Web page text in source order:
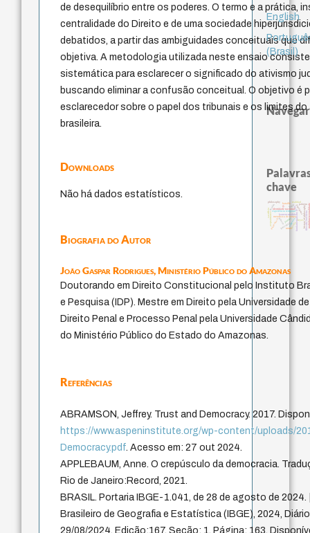
de desequilíbrio entre os poderes. O termo e a prática,
centralidade do Direito e de uma sociedade
debatidos, a partir das ambiguidades conceituais que
objetiva. A metodologia utilizada neste ensaio consiste
sistemática para esclarecer o significado do ativismo
buscando eliminar a confusão conceitual. O objetivo é
esclarecedor sobre o papel dos tribunais e os limites
brasileira.
Downloads
Não há dados estatísticos.
Biografia do Autor
João Gaspar Rodrigues,Ministério Público do Amazonas
Doutorando em Direito Constitucional pelo Instituto
e Pesquisa (IDP). Mestre em Direito pela Universidade
Direito Penal e Processo Penal pela Universidade
do Ministério Público do Estado do Amazonas.
Referências
ABRAMSON, Jeffrey. Trust and Democracy. 2017.
https://www.aspeninstitute.org/wp-content/uploads/
Democracy.pdf. Acesso em: 27 out 2024.
APPLEBAUM, Anne. O crepúsculo da democracia.
Rio de Janeiro:Record, 2021.
BRASIL. Portaria IBGE-1.041, de 28 de agosto de
Brasileiro de Geografia e Estatística (IBGE), 2024,
29/08/2024. Edição:167. Seção: 1. Página: 163.
English
(Brasil)
Navegar
chave
fundamentalismo
jacobi
protágoras
experiência temporal
metafísica do tempo
género
idade
intolerância history of philosophy
identidade nacional
homem-medida
filosofia brasileira
palavra
perdón
leyes
violencia
guayaquil
logos
lei
acquaintance desejo
sacrifício
bataille
mind
philosophy realidad